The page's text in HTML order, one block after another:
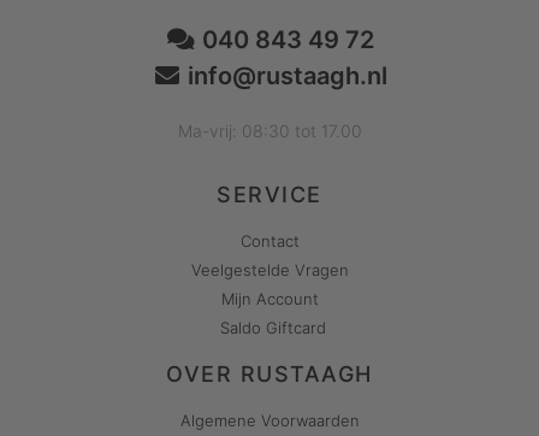
040 843 49 72
info@rustaagh.nl
Ma-vrij: 08:30 tot 17.00
SERVICE
Contact
Veelgestelde Vragen
Mijn Account
Saldo Giftcard
OVER RUSTAAGH
Algemene Voorwaarden